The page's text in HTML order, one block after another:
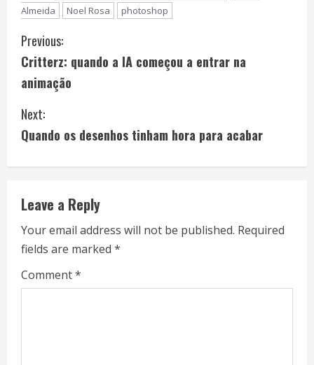
Almeida
Noel Rosa photoshop
C
o
n
t
i
n
u
e
R
Previous:
Critterz: quando a IA começou a entrar na
animação
Next:
Quando os desenhos tinham hora para acabar
Leave a Reply
Your email address will not be published. Required
fields are marked *
Comment*